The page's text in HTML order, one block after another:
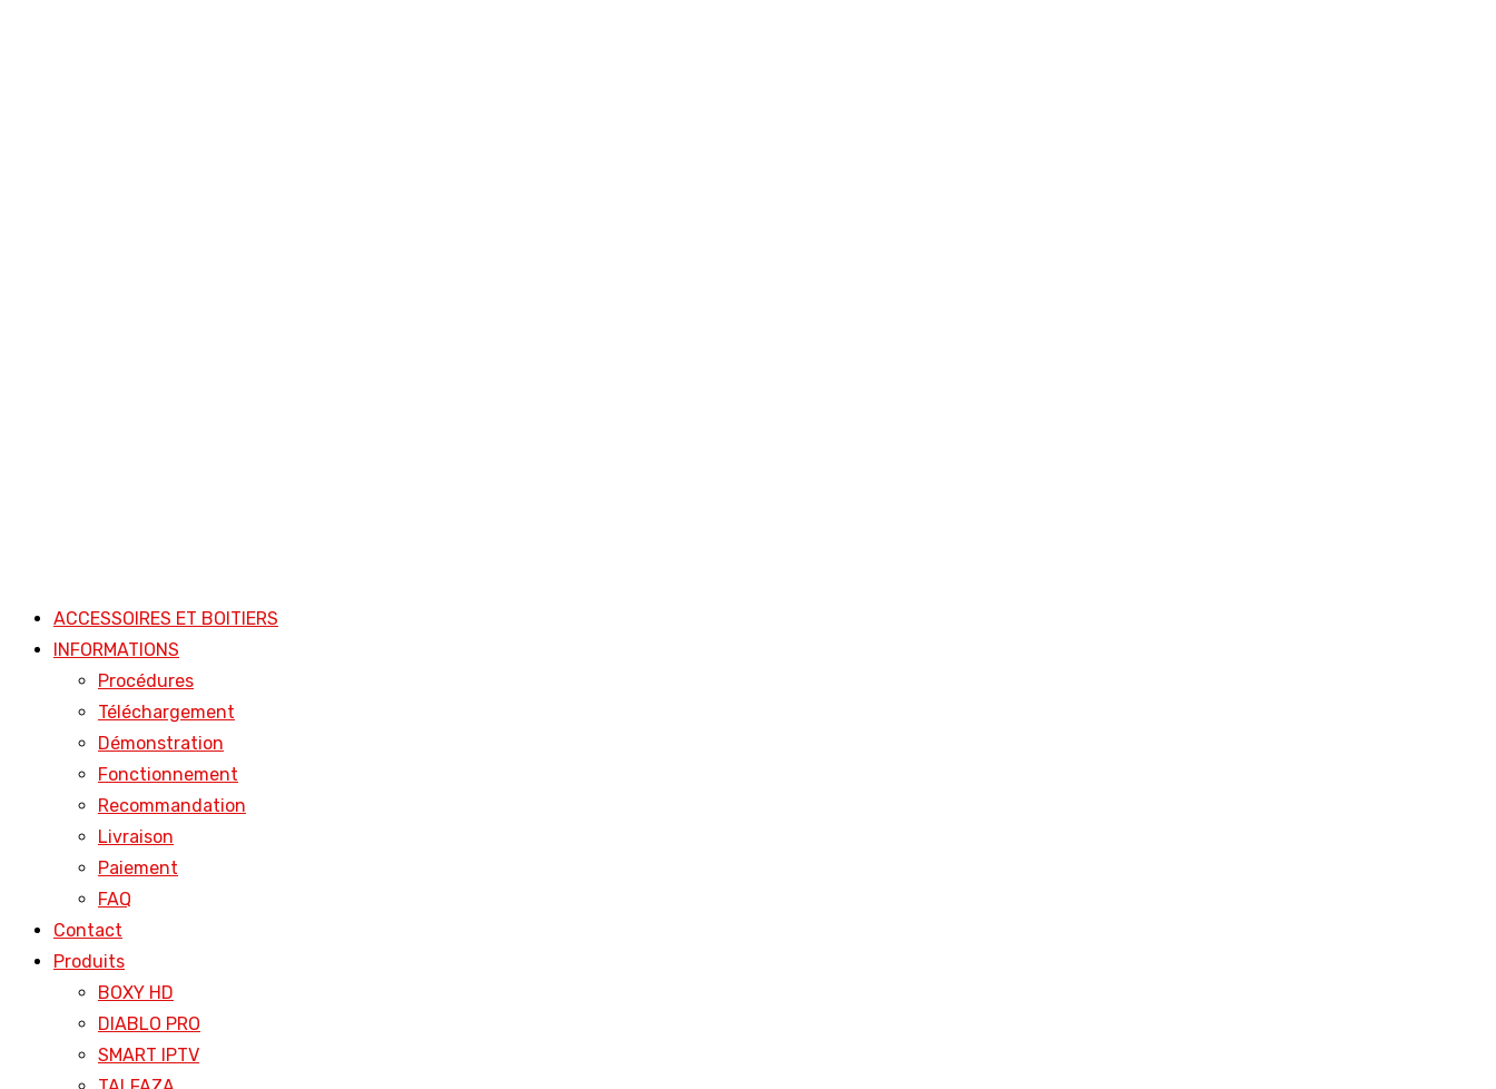
ACCESSOIRES ET BOITIERS
INFORMATIONS
Procédures
Téléchargement
Démonstration
Fonctionnement
Recommandation
Livraison
Paiement
FAQ
Contact
Produits
BOXY HD
DIABLO PRO
SMART IPTV